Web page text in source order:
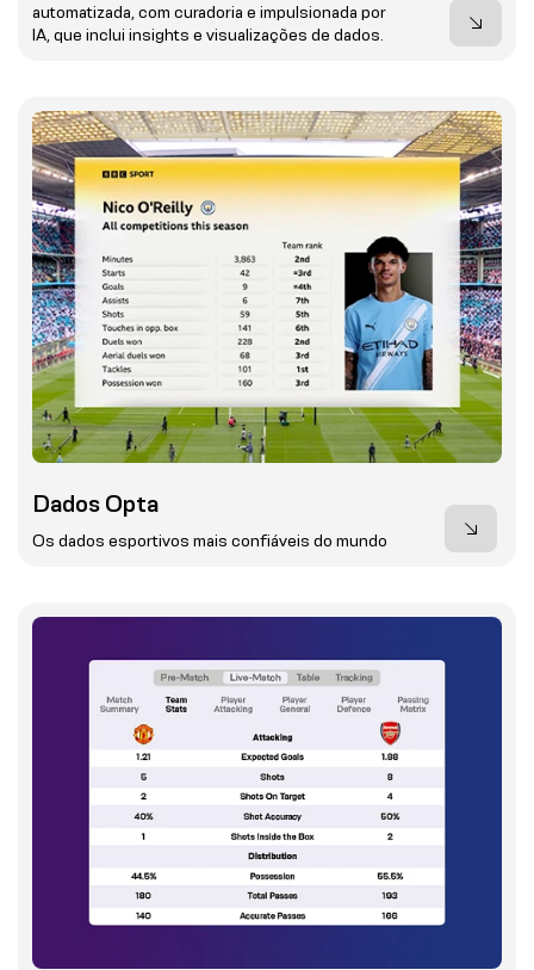
automatizada, com curadoria e impulsionada por
IA, que inclui insights e visualizações de dados.
Dados Opta
Os dados esportivos mais confiáveis do mundo